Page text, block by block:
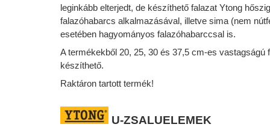
leginkább elterjedt, de készíthető falazat Ytong
falazóhabarcs alkalmazásával, illetve sima (nem
esetében hagyományos falazóhabarccsal is.
A termékekből 20, 25, 30 és 37,5 cm-es vastagságú
készíthető.
Raktáron tartott termék!
U-ZSALUELEMEK